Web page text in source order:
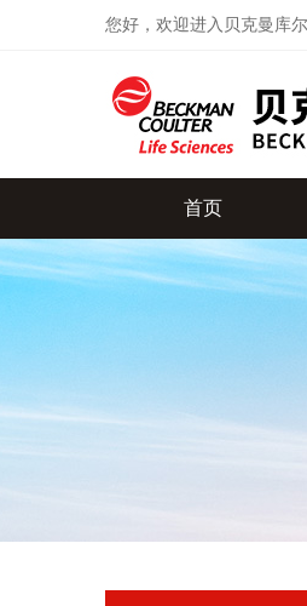
您好，欢迎进入贝克曼库
首页